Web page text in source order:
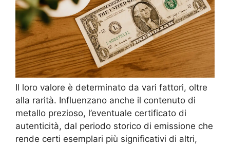
Il loro valore è determinato da vari fattori, oltre
alla rarità. Influenzano anche il contenuto di
metallo prezioso, l’eventuale certificato di
autenticità, dal periodo storico di emissione che
rende certi esemplari più significativi di altri,